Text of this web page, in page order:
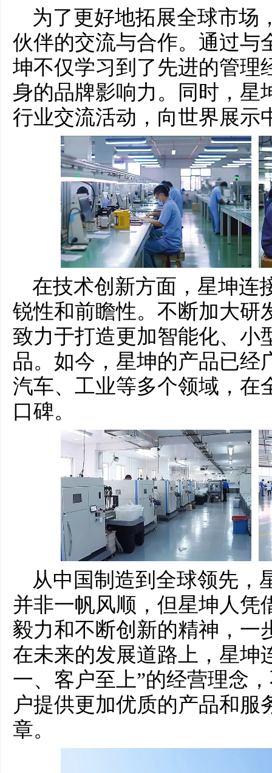
为了更好地拓展全球市场
伙伴的交流与合作。通过与
坤不仅学习到了先进的管理
身的品牌影响力。同时，星
行业交流活动，向世界展示
在技术创新方面，星坤连
锐性和前瞻性。不断加大研
致力于打造更加智能化、小
品。如今，星坤的产品已经
汽车、工业等多个领域，在
口碑。
从中国制造到全球领先，
并非一帆风顺，但星坤人凭
毅力和不断创新的精神，一
在未来的发展道路上，星坤
一、客户至上”的经营理念
户提供更加优质的产品和服
章。